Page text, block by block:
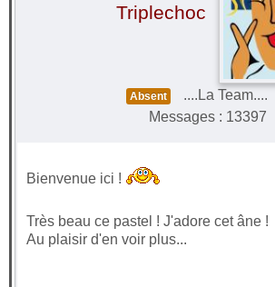
Triplechoc
Absent
....La Team....
Messages : 13397
Bienvenue ici !
Très beau ce pastel ! J'adore cet âne !
Au plaisir d'en voir plus...